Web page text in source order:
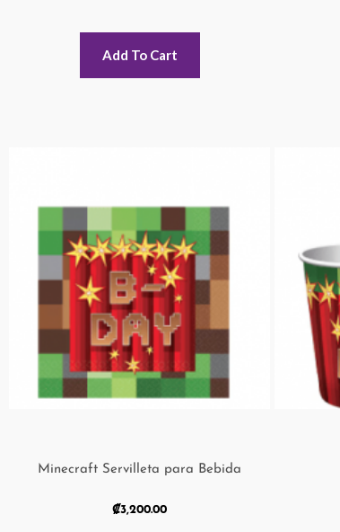
Add To Cart
Minecraft Servilleta para Bebida
₡3,200.00